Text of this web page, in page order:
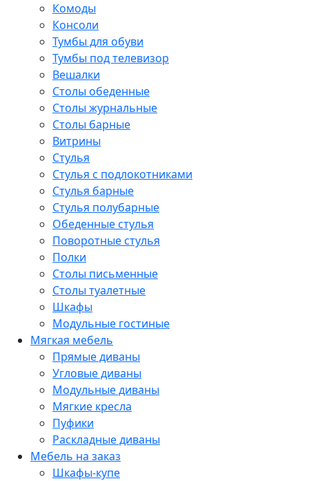
Комоды
Консоли
Тумбы для обуви
Тумбы под телевизор
Вешалки
Столы обеденные
Столы журнальные
Столы барные
Витрины
Стулья
Стулья с подлокотниками
Стулья барные
Стулья полубарные
Обеденные стулья
Поворотные стулья
Полки
Столы письменные
Столы туалетные
Шкафы
Модульные гостиные
Мягкая мебель
Прямые диваны
Угловые диваны
Модульные диваны
Мягкие кресла
Пуфики
Раскладные диваны
Мебель на заказ
Шкафы-купе